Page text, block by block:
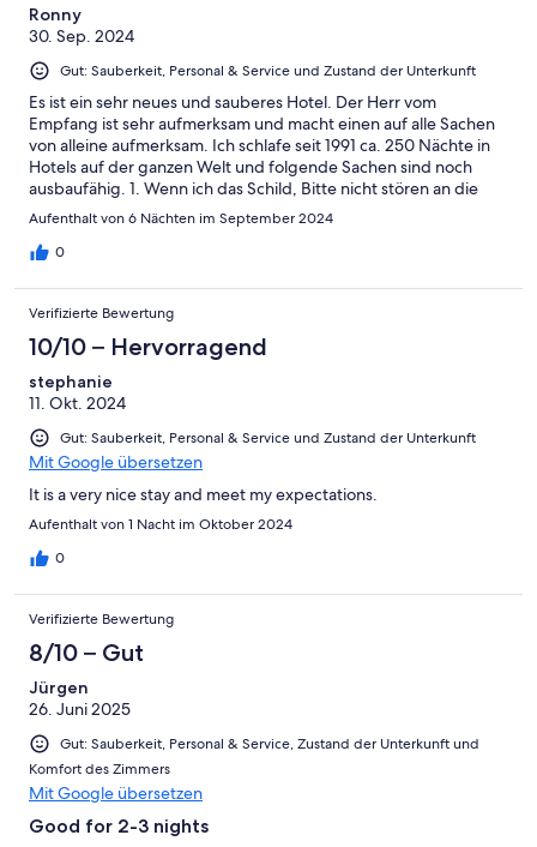
Ronny
30. Sep. 2024
Gut: Sauberkeit, Personal & Service und Zustand der Unterkunft
Es ist ein sehr neues und sauberes Hotel. Der Herr vom
Empfang ist sehr aufmerksam und macht einen auf alle Sachen
von alleine aufmerksam. Ich schlafe seit 1991 ca. 250 Nächte in
Hotels auf der ganzen Welt und folgende Sachen sind noch
ausbaufähig. 1. Wenn ich das Schild, Bitte nicht stören an die
Zimmertür hänge, gehört es sich nicht, das trotzdem jeden Tag
das Schild abgenommen und mein Zimmer betreten wird. 2.
Bei ca. 80 € pro Nacht (ohne Frühstück) erwarte ich im Jahr
zeitgemäß und schon lange in den meisten Hotels nicht mehr
üblich. 3. An einer, Dusche in dieser Hotel Kategorie, Gehört
kein Duschvorhang aus Plastik. Es ist sehr unangenehm und
unhygienisch. Zumal die Duschen vom Maß sehr klein sind.
Ständig hängt einem der kalte , nasse Vorhang am Körper. 4.
Die übermäßig vielen Kameras im und um das Hotel. Das finde
ich sehr unangenehm.
Aufenthalt von 6 Nächten im September 2024
0
Verifizierte Bewertung
10/10 – Hervorragend
stephanie
11. Okt. 2024
Gut: Sauberkeit, Personal & Service und Zustand der Unterkunft
Mit Google übersetzen
It is a very nice stay and meet my expectations.
Aufenthalt von 1 Nacht im Oktober 2024
0
Verifizierte Bewertung
8/10 – Gut
Jürgen
26. Juni 2025
Gut: Sauberkeit, Personal & Service, Zustand der Unterkunft und
Komfort des Zimmers
Mit Google übersetzen
Good for 2-3 nights